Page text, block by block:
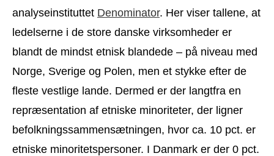
analyseinstituttet Denominator. Her viser tallene, at
ledelserne i de store danske virksomheder er
blandt de mindst etnisk blandede – på niveau med
Norge, Sverige og Polen, men et stykke efter de
fleste vestlige lande. Dermed er der langtfra en
repræsentation af etniske minoriteter, der ligner
befolkningssammensætningen, hvor ca. 10 pct. er
etniske minoritetspersoner. I Danmark er der 0 pct.